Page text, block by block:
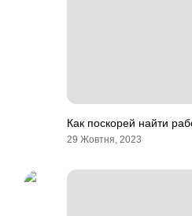
Как поскорей найти
29 Жовтня, 2023